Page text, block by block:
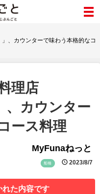
、カウンターで味わう本格的なコ
理店
、カウンター
ース料理
MyFunaねっと
船橋 2023/8/7
れた内容です